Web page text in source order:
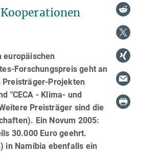
europäischen
Forschungspreis geht an
Projekten
"CECA - Klima- und
Preisträger sind die
Ein Novum 2005:
30.000 Euro geehrt.
in Namibia ebenfalls ein